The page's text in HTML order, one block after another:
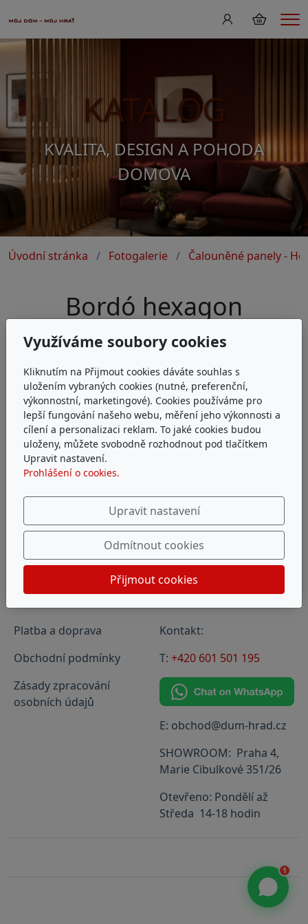
KATALOG
KVALITA, DESIGN A POHODA
DOMOVA
Úvodní stránka Fotogalerie Čalouněné panely -
Bordó hexagon
Platba a doprava
Obchodní podmínky
Zásady zpracování
osobních údajů
Kontakt:
T: +420 601 501 195
E: obchod@dum-hrad.cz
SHOWROOM: Praha 4,
Marie Cibulkové 351/26
Otevřeno: Pondělí až
Středa 14-18 hodin
Využíváme soubory cookies
Kliknutím na Přijmout cookies dáváte souhlas s
uložením vybraných cookies (nutné, preferenční,
výkonnostní, marketingové). Cookies používáme pro
lepší fungování našeho webu, měření jeho výkonnosti a
cílení a personalizaci reklam. To jaké cookies budou
uloženy, můžete svobodně rozhodnout pod tlačítkem
Upravit nastavení.
Prohlášení o cookies.
Upravit nastavení
Odmítnout cookies
Přijmout cookies
1